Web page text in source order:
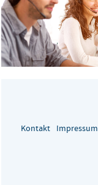
Kontakt Impressum